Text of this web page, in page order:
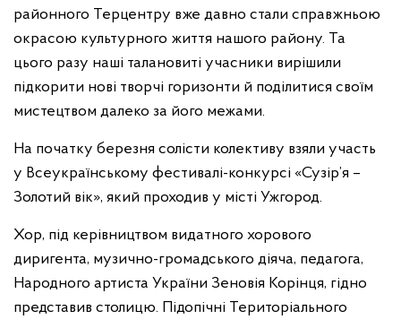
районного Терцентру вже давно стали справжньою
окрасою культурного життя нашого району. Та
цього разу наші талановиті учасники вирішили
підкорити нові творчі горизонти й поділитися своїм
мистецтвом далеко за його межами.
На початку березня солісти колективу взяли участь
у Всеукраїнському фестивалі-конкурсі «Сузір’я –
Золотий вік», який проходив у місті Ужгород.
Хор, під керівництвом видатного хорового
диригента, музично-громадського діяча, педагога,
Народного артиста України Зеновія Корінця, гідно
представив столицю. Підопічні Територіального